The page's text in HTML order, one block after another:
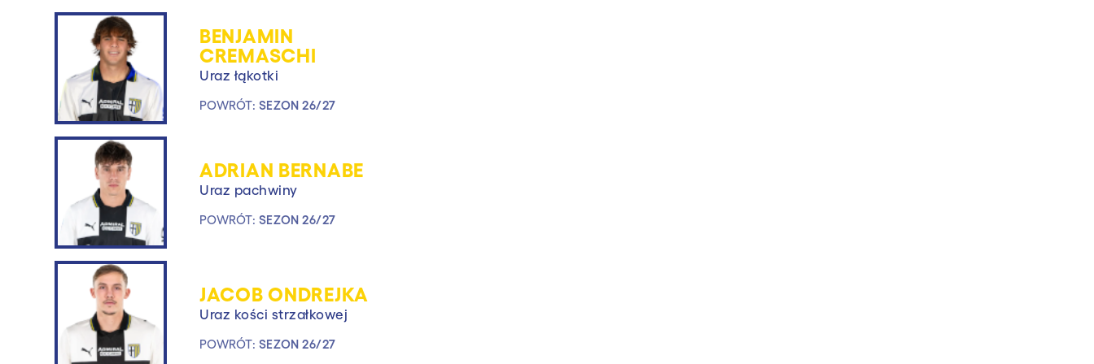
BENJAMIN
CREMASCHI
Uraz łąkotki
POWRÓT: SEZON 26/27
ADRIAN BERNABE
Uraz pachwiny
POWRÓT: SEZON 26/27
JACOB ONDREJKA
Uraz kości strzałkowej
POWRÓT: SEZON 26/27